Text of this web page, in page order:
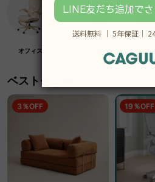
オフィス
ベストセラー
3％OFF 19％OFF